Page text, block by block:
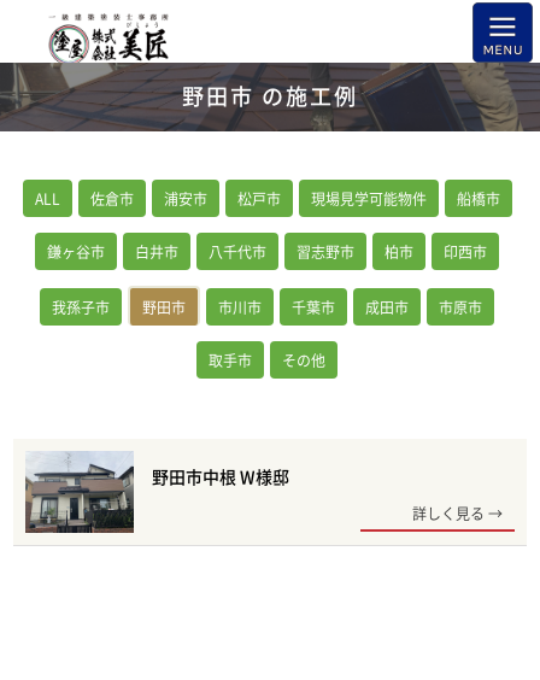
野田市 の施工例
ALL 佐倉市 浦安市 松戸市 現場見学可能物件 船橋市
鎌ヶ谷市 白井市 八千代市 習志野市 柏市 印西市
我孫子市 野田市 市川市 千葉市 成田市 市原市
取手市 その他
野田市中根 W様邸
詳しく見る